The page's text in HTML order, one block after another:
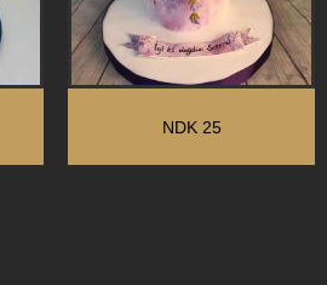
NDK 25